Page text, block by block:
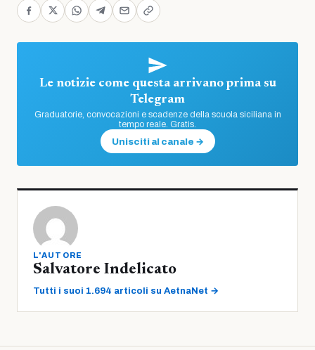
Le notizie come questa arrivano prima su
Telegram
Graduatorie, convocazioni e scadenze della scuola siciliana in
tempo reale. Gratis.
Unisciti al canale →
L'AUTORE
Salvatore Indelicato
Tutti i suoi 1.694 articoli su AetnaNet →